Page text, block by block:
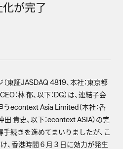
が完了
東証JASDAQ 4819、本社：東京都
：林 郁、以下：DG）は、連結子会
econtext Asia Limited（本社：香
田 貴史、以下：econtext ASIA）の完
続きを進めてまいりましたが、こ
、香港時間６月３日に効力が発生